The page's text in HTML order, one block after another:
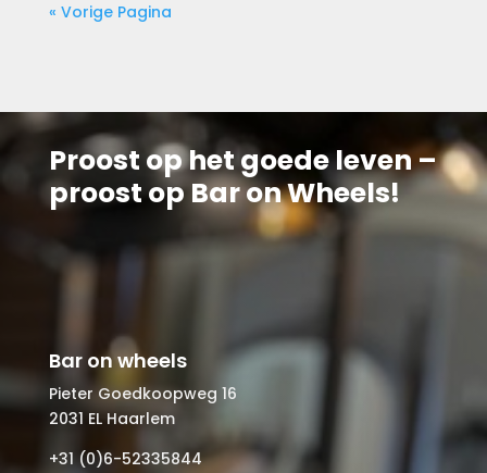
« Vorige Pagina
Proost op het goede leven –
proost op Bar on Wheels!
Bar on wheels
Pieter Goedkoopweg 16
2031 EL Haarlem
+31 (0)6-52335844